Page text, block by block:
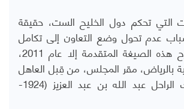
التي تحكم دول الخليح الست، حقيقة
عدم تحول وضع التعاون إلى تكامل
ووحدة، فلم تُطرح هذه الصيغة المتقدمة إلا عام 2011،
بالرياض، مقر المجلس، من قِبل العاهل
السعودي، الملك الراحل عبد الله بن عبد العزيز (1924-